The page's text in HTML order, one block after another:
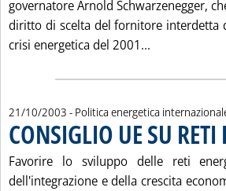
governatore Arnold Schwarzenegger,
diritto di scelta del fornitore interdetta
crisi energetica del 2001...
21/10/2003 - Politica energetica
CONSIGLIO UE SU
Favorire lo sviluppo delle reti
dell'integrazione e della crescita